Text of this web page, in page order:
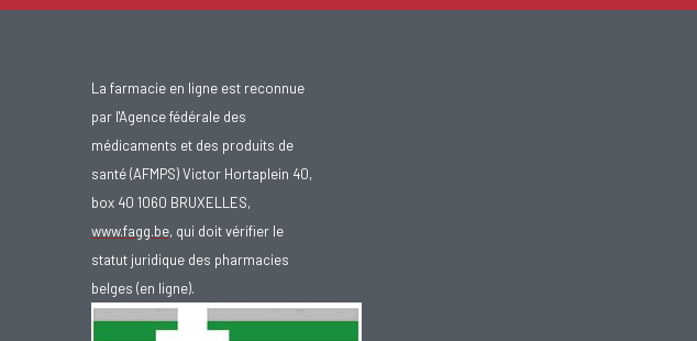
La farmacie en ligne est reconnue
par l'Agence fédérale des
médicaments et des produits de
santé (AFMPS) Victor Hortaplein 40,
box 40 1060 BRUXELLES,
www.fagg.be, qui doit vérifier le
statut juridique des pharmacies
belges (en ligne).